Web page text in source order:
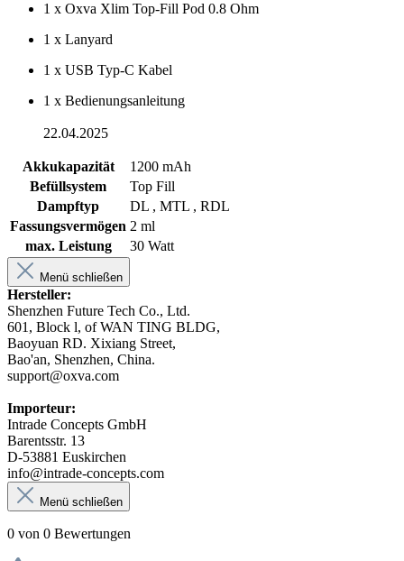
1 x Oxva Xlim Top-Fill Pod 0.8 Ohm
1 x Lanyard
1 x USB Typ-C Kabel
1 x Bedienungsanleitung
22.04.2025
Akkukapazität
1200 mAh
Befüllsystem
Top Fill
Dampftyp
DL , MTL , RDL
Fassungsvermögen 2 ml
max. Leistung
30 Watt
Menü schließen
Hersteller:
Shenzhen Future Tech Co., Ltd.
601, Block l, of WAN TING BLDG,
Baoyuan RD. Xixiang Street,
Bao'an, Shenzhen, China.
support@oxva.com
Importeur:
Intrade Concepts GmbH
Barentsstr. 13
D-53881 Euskirchen
info@intrade-concepts.com
Menü schließen
0 von 0 Bewertungen